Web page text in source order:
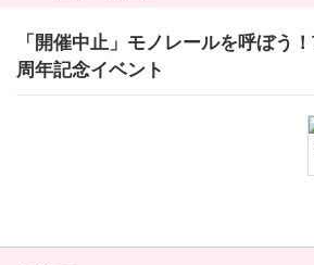
「開催中止」モノレールを呼ぼう
周年記念イベント